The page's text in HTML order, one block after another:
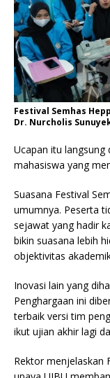
Festival Semhas
Dr. Nurcholis
Ucapan itu langsung
mahasiswa yang
Suasana Festival
umumnya. Peserta
sejawat yang hadir
bikin suasana lebih
objektivitas
Inovasi lain yang
Penghargaan ini
terbaik versi tim
ikut ujian akhir lagi
Rektor menjelaskan